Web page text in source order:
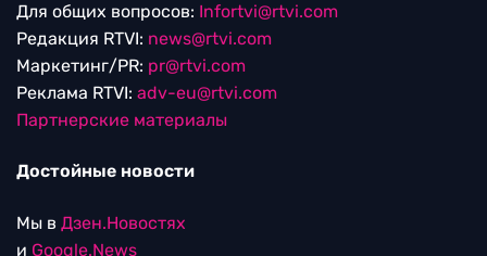
Для общих вопросов: Infortvi@rtvi.com
Редакция RTVI: news@rtvi.com
Маркетинг/PR: pr@rtvi.com
Реклама RTVI: adv-eu@rtvi.com
Партнерские материалы
Достойные новости
Мы в Дзен.Новостях
и Google.News